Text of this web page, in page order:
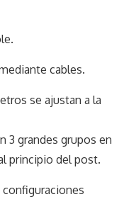
cables.
se ajustan a la
3 grandes grupos en
principio del post.